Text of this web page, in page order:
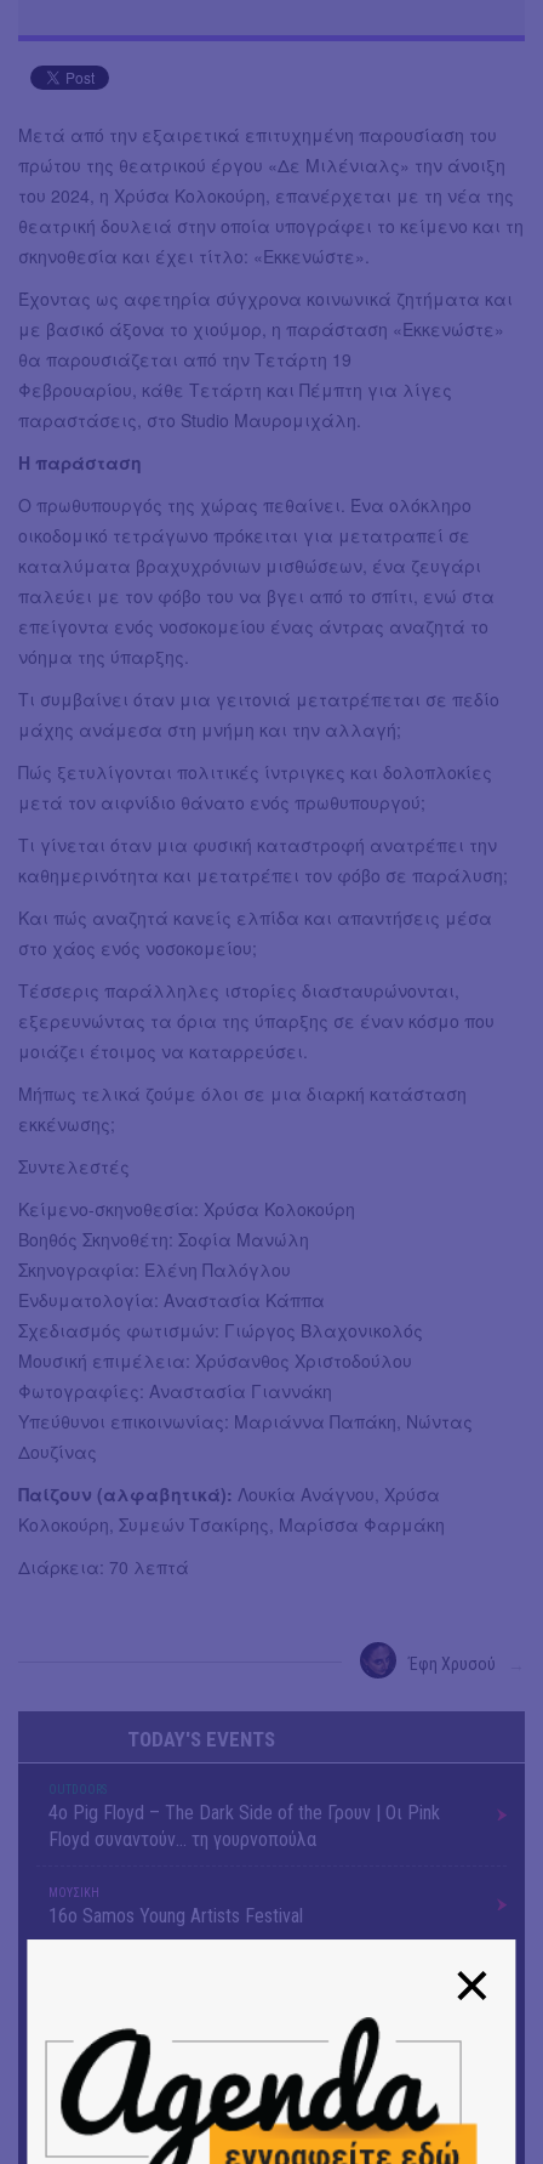
Μετά από την εξαιρετικά επιτυχημένη παρουσίαση του
πρώτου της θεατρικού έργου «Δε Μιλένιαλς» την άνοιξη
του 2024, η Χρύσα Κολοκούρη, επανέρχεται με τη νέα της
θεατρική δουλειά στην οποία υπογράφει το κείμενο και τη
σκηνοθεσία και έχει τίτλο: «Εκκενώστε».
Έχοντας ως αφετηρία σύγχρονα κοινωνικά ζητήματα και
με βασικό άξονα το χιούμορ, η παράσταση «Εκκενώστε»
θα παρουσιάζεται από την Τετάρτη 19
Φεβρουαρίου, κάθε Τετάρτη και Πέμπτη για λίγες
παραστάσεις, στο Studio Μαυρομιχάλη.
Η παράσταση
Ο πρωθυπουργός της χώρας πεθαίνει. Ένα ολόκληρο
οικοδομικό τετράγωνο πρόκειται για μετατραπεί σε
καταλύματα βραχυχρόνιων μισθώσεων, ένα ζευγάρι
παλεύει με τον φόβο του να βγει από το σπίτι, ενώ στα
επείγοντα ενός νοσοκομείου ένας άντρας αναζητά το
νόημα της ύπαρξης.
Τι συμβαίνει όταν μια γειτονιά μετατρέπεται σε πεδίο
μάχης ανάμεσα στη μνήμη και την αλλαγή;
Πώς ξετυλίγονται πολιτικές ίντριγκες και δολοπλοκίες
μετά τον αιφνίδιο θάνατο ενός πρωθυπουργού;
Τι γίνεται όταν μια φυσική καταστροφή ανατρέπει την
καθημερινότητα και μετατρέπει τον φόβο σε παράλυση;
Και πώς αναζητά κανείς ελπίδα και απαντήσεις μέσα
στο χάος ενός νοσοκομείου;
Τέσσερις παράλληλες ιστορίες διασταυρώνονται,
εξερευνώντας τα όρια της ύπαρξης σε έναν κόσμο που
μοιάζει έτοιμος να καταρρεύσει.
Μήπως τελικά ζούμε όλοι σε μια διαρκή κατάσταση
εκκένωσης;
Συντελεστές
Κείμενο-σκηνοθεσία: Χρύσα Κολοκούρη
Βοηθός Σκηνοθέτη: Σοφία Μανώλη
Σκηνογραφία: Ελένη Παλόγλου
Ενδυματολογία: Αναστασία Κάππα
Σχεδιασμός φωτισμών: Γιώργος Βλαχονικολός
Μουσική επιμέλεια: Χρύσανθος Χριστοδούλου
Φωτογραφίες: Αναστασία Γιαννάκη
Υπεύθυνοι επικοινωνίας: Μαριάννα Παπάκη, Νώντας
Δουζίνας
Παίζουν (αλφαβητικά): Λουκία Ανάγνου, Χρύσα
Κολοκούρη, Συμεών Τσακίρης, Μαρίσσα Φαρμάκη
Διάρκεια: 70 λεπτά
Έφη Χρυσού
TODAY'S EVENTS
OUTDΟORS
4ο Pig Floyd – The Dark Side of the Γρουν | Οι Pink
Floyd συναντούν… τη γουρνοπούλα
ΜΟΥΣΙΚΗ
16o Samos Young Artists Festival
ΜΟΥΣΙΚΗ
Το 6ο Kournos Music Festival στη Λήμνο
ΚΙΝ/ΦΟΣ
Κινηματογράφος με ελεύθερη είσοδο στη Δημοτική